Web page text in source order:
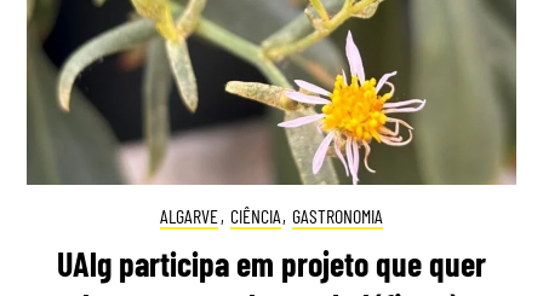
ALGARVE, CIÊNCIA, GASTRONOMIA
UAlg participa em projeto que quer